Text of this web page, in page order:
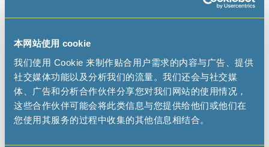
本网站使用 cookie
我们使用 Cookie 来制作贴合用户需求的内容与广告、提供
社交媒体功能以及分析我们的流量。我们还会与社交媒
体、广告和分析合作伙伴分享您对我们网站的使用情况，
这些合作伙伴可能会将此类信息与您提供给他们或他们在
您使用其服务的过程中收集的其他信息相结合。
Arrow
www.arrow.com
GC.APAC.SAKJ.Lead
arrow com